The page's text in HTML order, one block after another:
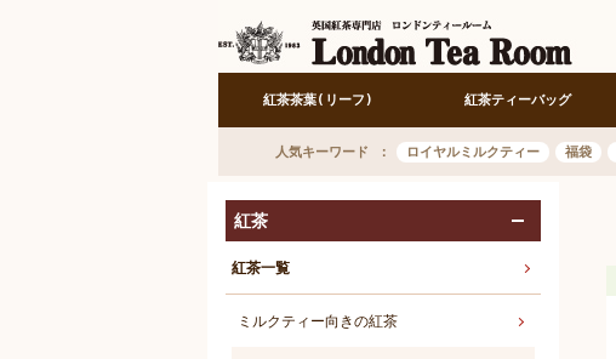
紅茶茶葉(リーフ) 紅茶ティーバッグ
人気キーワード ロイヤルミルクティー 福袋
紅茶
紅茶一覧
ミルクティー向きの紅茶